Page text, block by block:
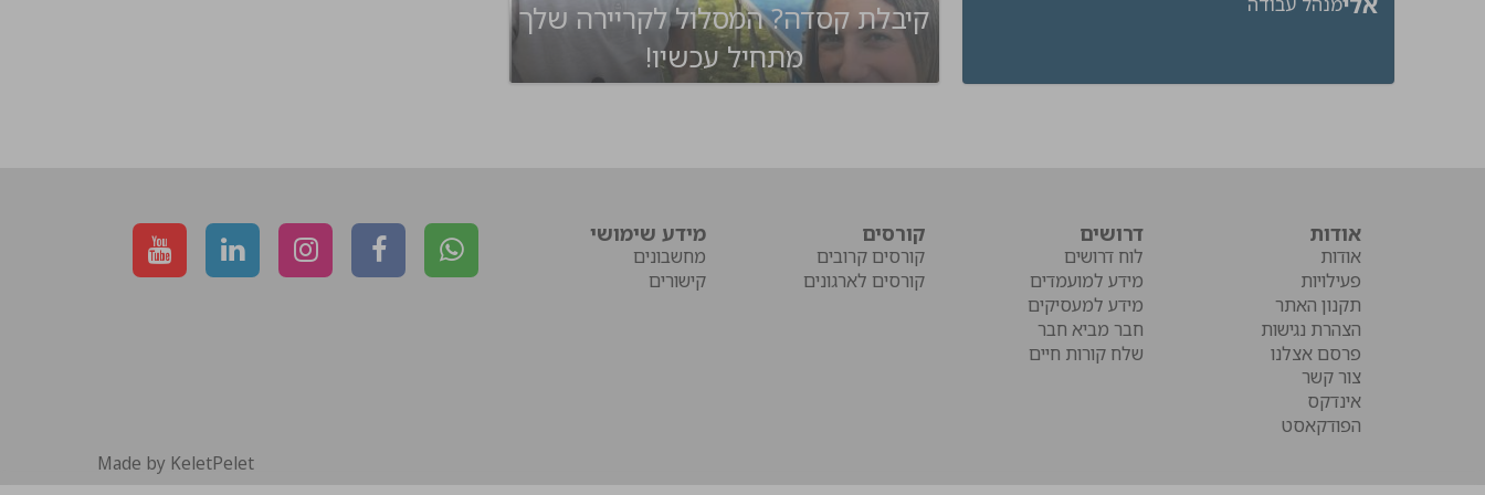
קיבלת קסדה? המסלול לקריירה שלך
מתחיל עכשיו!
אודות
אודות
פעילויות
תקנון האתר
הצהרת נגישות
פרסם אצלנו
צור קשר
אינדקס
הפודקאסט
דרושים
לוח דרושים
מידע למועמדים
מידע למעסיקים
חבר מביא חבר
שלח קורות חיים
קורסים
קורסים קרובים
קורסים לארגונים
מידע שימושי
מחשבונים
קישורים
Made by KeletPelet